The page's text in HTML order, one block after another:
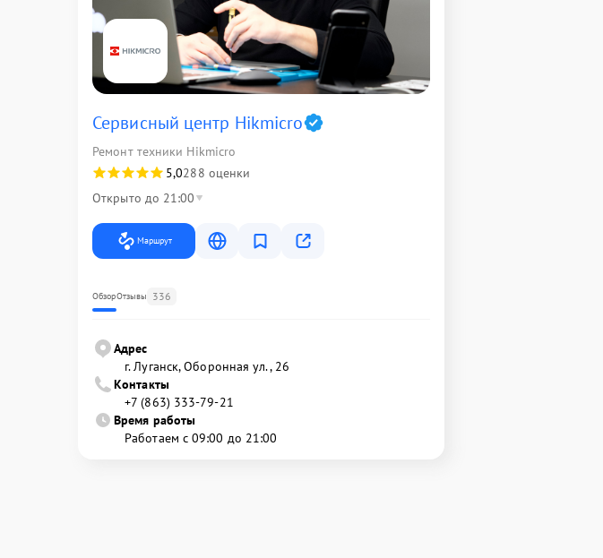
Сервисный центр Hikmicro
Ремонт техники Hikmicro
5,0288 оценки
Открыто до 21:00
Маршрут
ОбзорОтзывы 336
Адрес
г. Луганск, Оборонная ул., 26
Контакты
+7 (863) 333-79-21
Время работы
Работаем с 09:00 до 21:00